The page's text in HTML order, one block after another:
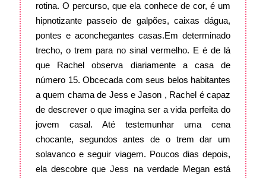
rotina. O percurso, que ela conhece de cor, é um
hipnotizante passeio de galpões, caixas dágua,
pontes e aconchegantes casas.Em determinado
trecho, o trem para no sinal vermelho. E é de lá
que Rachel observa diariamente a casa de
número 15. Obcecada com seus belos habitantes
a quem chama de Jess e Jason , Rachel é capaz
de descrever o que imagina ser a vida perfeita do
jovem casal. Até testemunhar uma cena
chocante, segundos antes de o trem dar um
solavanco e seguir viagem. Poucos dias depois,
ela descobre que Jess na verdade Megan está